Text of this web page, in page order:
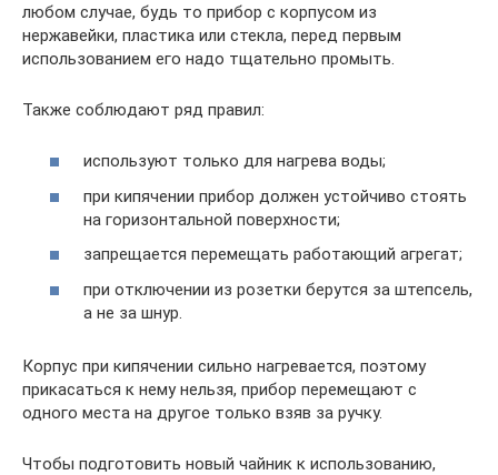
любом случае, будь то прибор с корпусом из
нержавейки, пластика или стекла, перед первым
использованием его надо тщательно промыть.
Также соблюдают ряд правил:
используют только для нагрева воды;
при кипячении прибор должен устойчиво стоять
на горизонтальной поверхности;
запрещается перемещать работающий агрегат;
при отключении из розетки берутся за штепсель,
а не за шнур.
Корпус при кипячении сильно нагревается, поэтому
прикасаться к нему нельзя, прибор перемещают с
одного места на другое только взяв за ручку.
Чтобы подготовить новый чайник к использованию,